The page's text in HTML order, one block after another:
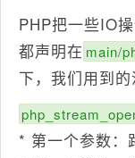
PHP把一些IO
都声明在 main/
下，我们用到的
* 第一个参数：